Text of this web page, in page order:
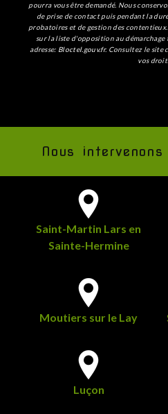
pourra vous être demandé. Nous
de prise de contact puis pendant la
probatoires et de gestion des
sur la liste d'opposition au
adresse: Bloctel.gouv.fr. Consultez le site
vos
Nous
Saint-Martin Lars en
Sainte-Hermine
Moutiers sur le Lay
Luçon